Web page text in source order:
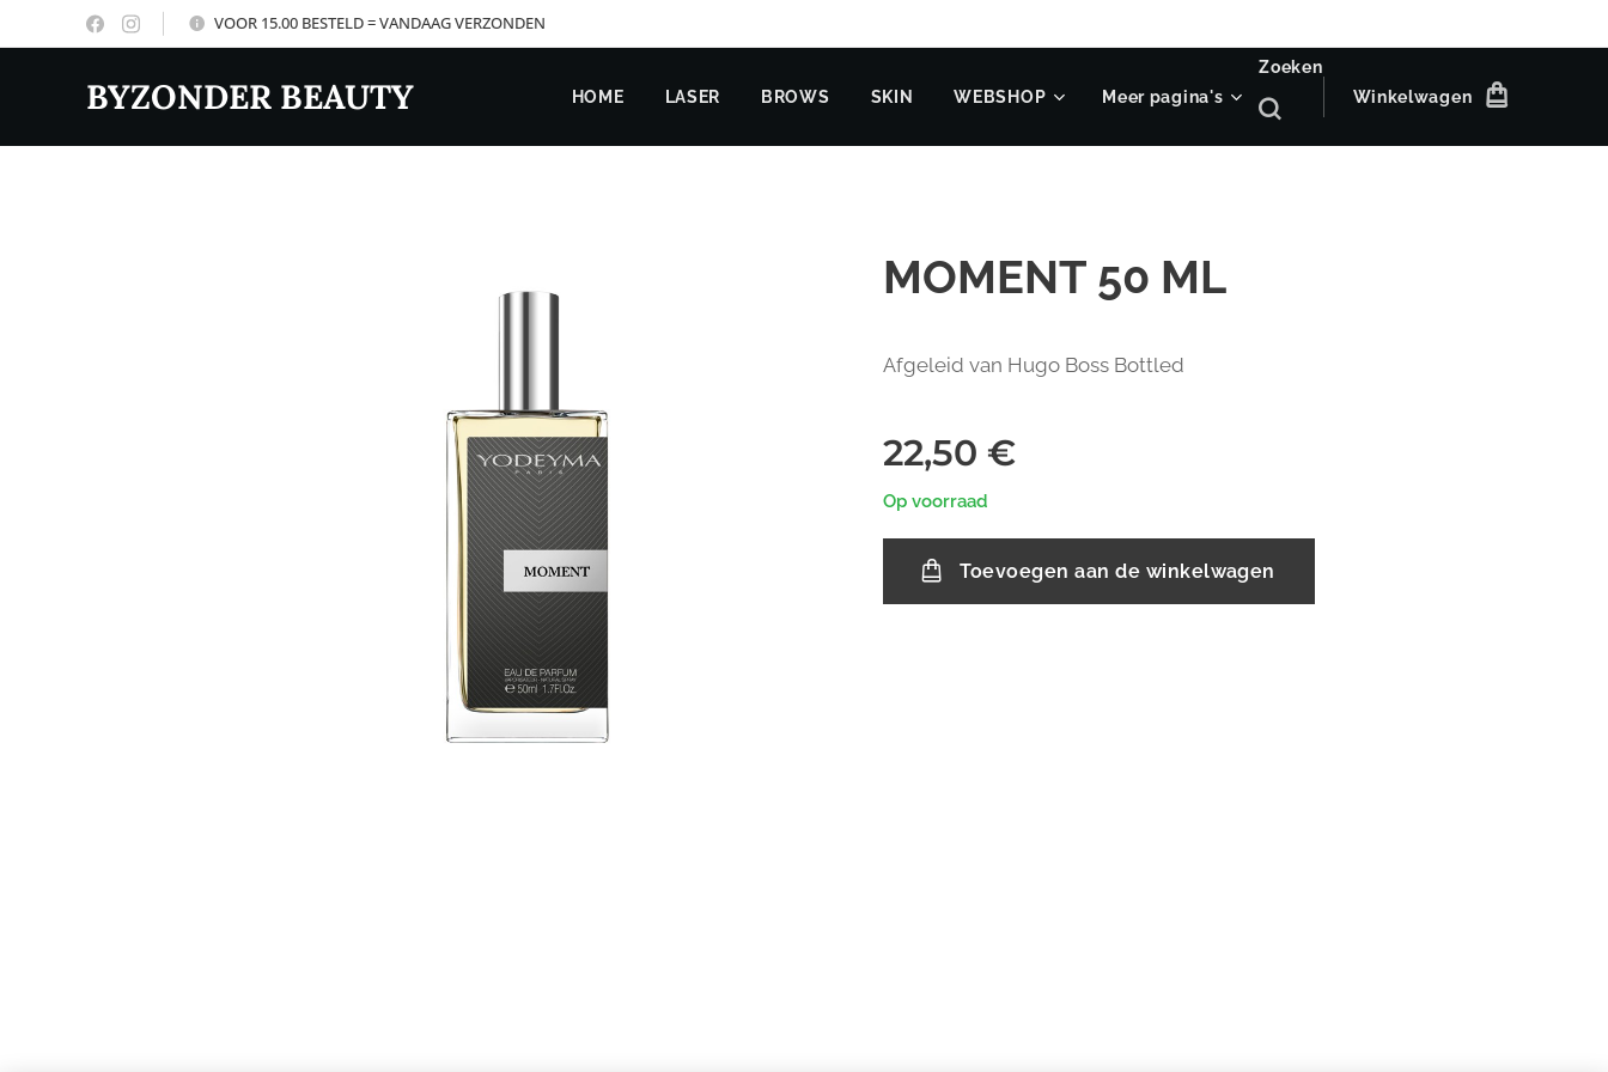
VOOR 15.00 BESTELD = VANDAAG VERZONDEN
BYZONDER BEAUTY HOME LASER BROWS SKIN WEBSHOP Meer pagina's
Zoeken
Winkelwagen
MOMENT 50 ML
Afgeleid van Hugo Boss Bottled
22,50 €
Op voorraad
Toevoegen aan de winkelwagen